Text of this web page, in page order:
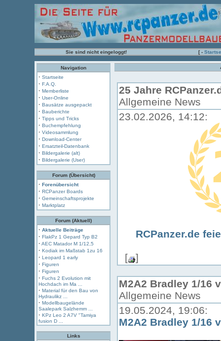
Sie sind nicht eingeloggt! [ -
Navigation
· Startseite
· F.A.Q.
· Memberliste
· User-Online
· Bausätze ausgepackt
· Bauberichte
· Tipps und Tricks
· Buchempfehlung
· Videosammlung
· Download-Center
· Ersatzteil-Datenbank
· Bildergalerie (alt)
· Bildergalerie (User)
Forum (Übersicht)
· Forenübersicht
· RCPanzer Boards
· Gemeinschaftsprojekte
· Marktplatz
Forum (Aktuell)
· Aktuelle Beiträge
· FlakPz 1 Gepard Typ B2
· AEC Matador M 1/12,5
· Kodiak im Maßstab 1zu 16
· Leopard 1 early
· Figuren
· Figuren
· Fuchs 2 Evolution mit
Hochdach im Ma ...
· Material für den Bau von
Hydraulikz ...
· Modellbaugelände
Saalepark Salzhemm ...
· KPz Leo 2 A7V "Tamiya
fusion D ...
Links
25 Jahre
Allgemeine News
23.02.2026, 14:12:
RCPanzer.de
[ ]
M2A2 Bradley 1/16
Allgemeine News
19.05.2024, 19:06:
M2A2 Bradley 1/16